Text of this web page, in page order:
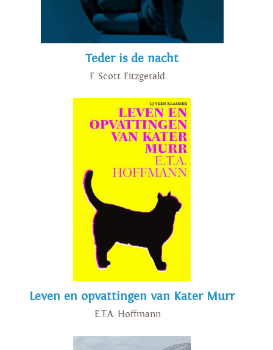
Teder is de nacht
F. Scott Fitzgerald
Leven en opvattingen van Kater Murr
E.T.A. Hoffmann